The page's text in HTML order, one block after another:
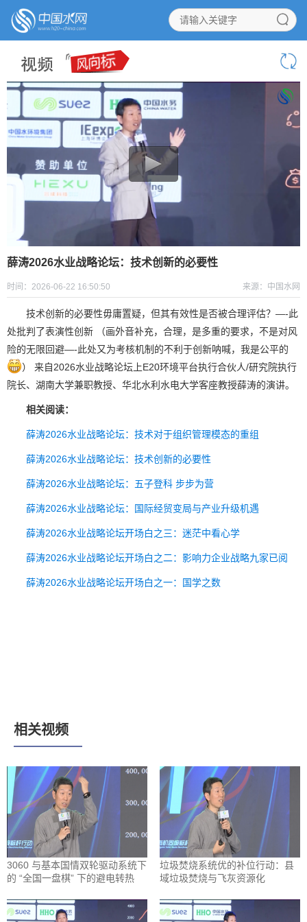
薛涛2026水业战略论坛：技术创新的必要性
时间：2026-06-22 16:50:50 来源：中国水网
技术创新的必要性毋庸置疑，但其有效性是否被合理评估？—-此
处批判了表演性创新 （画外音补充，合理，是多重的要求，不是对风
险的无限回避—-此处又为考核机制的不利于创新呐喊，我是公平的
） 来自2026水业战略论坛上E20环境平台执行合伙人/研究院执行
院长、湖南大学兼职教授、华北水利水电大学客座教授薛涛的演讲。
相关阅读：
薛涛2026水业战略论坛：技术对于组织管理模态的重组
薛涛2026水业战略论坛：技术创新的必要性
薛涛2026水业战略论坛：五子登科 步步为营
薛涛2026水业战略论坛：国际经贸变局与产业升级机遇
薛涛2026水业战略论坛开场白之三：迷茫中看心学
薛涛2026水业战略论坛开场白之二：影响力企业战略九家已阅
薛涛2026水业战略论坛开场白之一：国学之数
相关视频
3060 与基本国情双轮驱动系统下
的 “全国一盘棋” 下的避电转热
垃圾焚烧系统优的补位行动：县
域垃圾焚烧与飞灰资源化